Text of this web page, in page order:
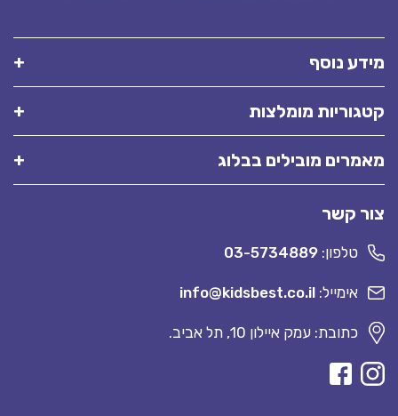
מידע נוסף
קטגוריות מומלצות
מאמרים מובילים בבלוג
צור קשר
טלפון: 03-5734889
אימייל: info@kidsbest.co.il
כתובת: עמק איילון 10, תל אביב.